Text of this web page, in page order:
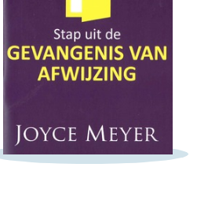
Christelijke spellen
Christelijke stripboeken
Eten en koken
Geschiedenis
Israël / Jodendom
* = verplicht